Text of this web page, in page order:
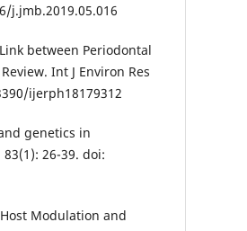
j.jmb.2019.05.016
between Periodontal
Int J Environ Res
ijerph18179312
genetics in
26-39. doi:
Host Modulation and